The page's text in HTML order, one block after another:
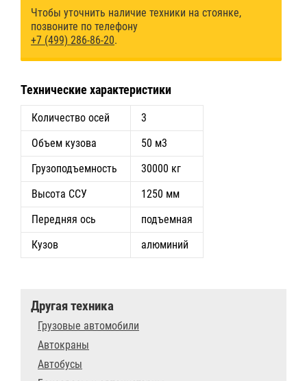
Чтобы уточнить наличие техники на стоянке,
позвоните по телефону
+7 (499) 286-86-20.
Технические характеристики
Количество осей
3
Объем кузова
50 м3
Грузоподъемность
30000 кг
Высота ССУ
1250 мм
Передняя ось
подъемная
Кузов
алюминий
Другая техника
Грузовые автомобили
Автокраны
Автобусы